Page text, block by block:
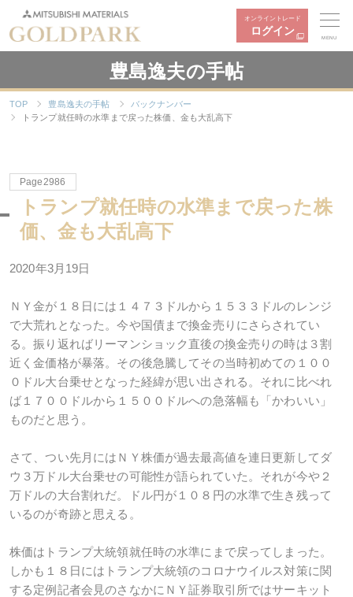
オンライントレード
ログイン
MENU
豊島逸夫の手帖
TOP 豊島逸夫の手帖
バックナンバー
トランプ就任時の水準まで戻った株価、金も大乱高下
Page2986
トランプ就任時の水準まで戻った株
価、金も大乱高下
2020年3月 19日
ＮＹ金が１８日には１４７３ドルから１５３３ドルのレンジ
で大荒れとなった。今や国債まで換金売りにさらされてい
る。振り返ればリーマンショック直後の換金売りの時は３割
近く金価格が暴落。その後急騰してその当時初めての１００
０ドル大台乗せとなった経緯が思い出される。それに比べれ
ば１７００ドルから１５００ドルへの急落幅も「かわいい」
ものだと思う。
さて、つい先月にはＮＹ株価が過去最高値を連日更新してダ
ウ３万ドル大台乗せの可能性が語られていた。それが今や２
万ドルの大台割れだ。ドル円が１０８円の水準で生き残って
いるのが奇跡と思える。
株価はトランプ大統領就任時の水準にまで戻ってしまった。
しかも１８日にはトランプ大統領のコロナウイルス対策に関
する定例記者会見のさなかにＮＹ証券取引所ではサーキット